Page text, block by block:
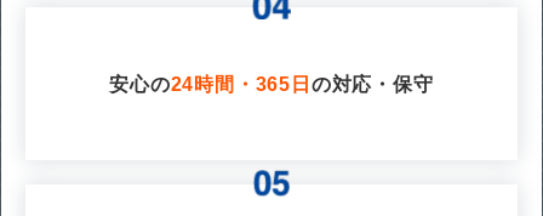
安心の24時間・365日 の対応・保守